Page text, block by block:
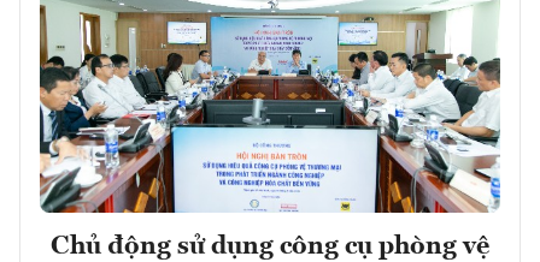
Chủ động sử dụng công cụ phòng vệ